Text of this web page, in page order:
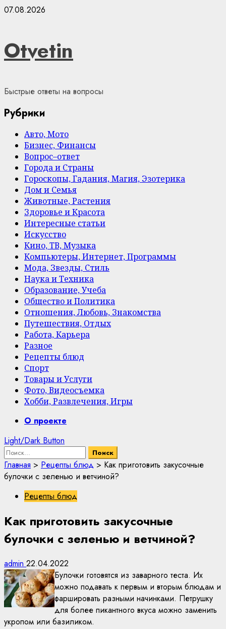
Skip
07.08.2026
Otvetin
Быстрые ответы на вопросы
Рубрики
Авто, Мото
Бизнес, Финансы
Вопрос–ответ
Города и Страны
Гороскопы, Гадания, Магия, Эзотерика
Дом и Семья
Животные, Растения
Здоровье и Красота
Интересные статьи
Искусство
Кино, ТВ, Музыка
Компьютеры, Интернет, Программы
Мода, Звезды, Стиль
Наука и Техника
Образование, Учеба
Общество и Политика
Отношения, Любовь, Знакомства
Путешествия, Отдых
Работа, Карьера
Разное
Рецепты блюд
Спорт
Товары и Услуги
Фото, Видеосъемка
Хобби, Развлечения, Игры
PrimaryО проекте
Light/Dark Button
Найти:
Главная > Рецепты блюд > Как приготовить закусочные
булочки с зеленью и ветчиной?
Рецепты блюд
Как приготовить закусочные
булочки с зеленью и ветчиной?
admin 22.04.2022
Булочки готовятся из заварного теста. Их
можно подавать к первым и вторым блюдам и
фаршировать разными начинками. Петрушку
для более пикантного вкуса можно заменить
укропом или базиликом.